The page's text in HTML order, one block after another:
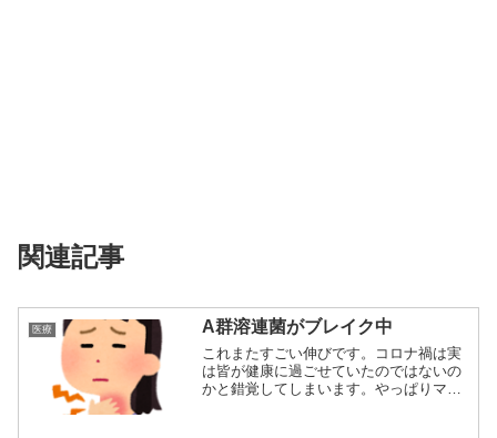
関連記事
医療 A群溶連菌がブレイク中
これまたすごい伸びです。コロナ禍は実
は皆が健康に過ごせていたのではないの
かと錯覚してしまいます。やっぱりマス